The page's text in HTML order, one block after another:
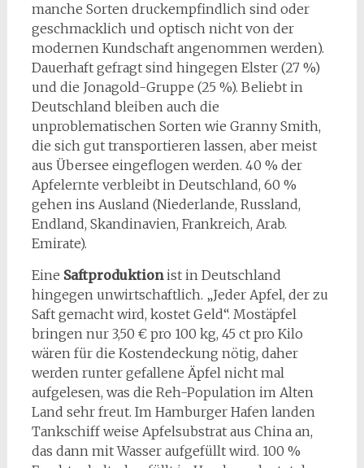
manche Sorten druckempfindlich sind oder
geschmacklich und optisch nicht von der
modernen Kundschaft angenommen werden).
Dauerhaft gefragt sind hingegen Elster (27 %)
und die Jonagold-Gruppe (25 %). Beliebt in
Deutschland bleiben auch die
unproblematischen Sorten wie Granny Smith,
die sich gut transportieren lassen, aber meist
aus Übersee eingeflogen werden. 40 % der
Apfelernte verbleibt in Deutschland, 60 %
gehen ins Ausland (Niederlande, Russland,
Endland, Skandinavien, Frankreich, Arab.
Emirate).
Eine Saftproduktionist in Deutschland
hingegen unwirtschaftlich. „Jeder Apfel, der zu
Saft gemacht wird, kostet Geld“. Mostäpfel
bringen nur 3,50 € pro 100 kg, 45 ct pro Kilo
wären für die Kostendeckung nötig, daher
werden runter gefallene Äpfel nicht mal
aufgelesen, was die Reh-Population im Alten
Land sehr freut. Im Hamburger Hafen landen
Tankschiff weise Apfelsubstrat aus China an,
das dann mit Wasser aufgefüllt wird. 100 %